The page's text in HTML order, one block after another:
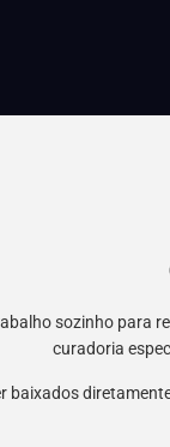
sozinho para
curadoria